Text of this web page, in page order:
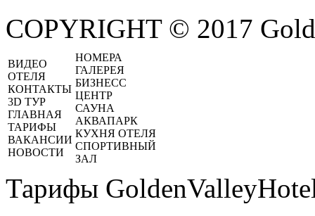
COPYRIGHT © 2017
ВИДЕО
ОТЕЛЯ
КОНТАКТЫ
3D ТУР
ГЛАВНАЯ
ТАРИФЫ
ВАКАНСИИ
НОВОСТИ
НОМЕРА
ГАЛЕРЕЯ
БИЗНЕСС
ЦЕНТР
САУНА
АКВАПАРК
КУХНЯ ОТЕЛЯ
СПОРТИВНЫЙ
ЗАЛ
Тарифы